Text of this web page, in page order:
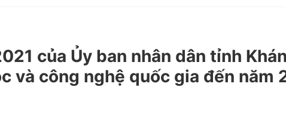
của Ủy ban nhân dân tỉnh
công nghệ quốc gia đến năm